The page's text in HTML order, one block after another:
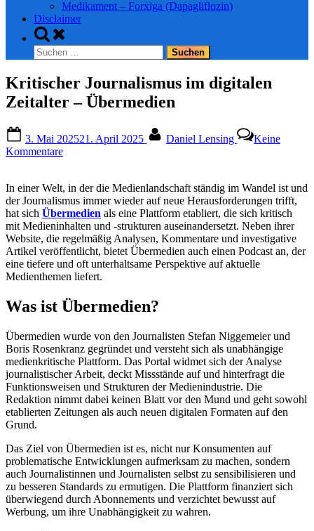
Medikament – Forxiga (Dapagliflozin)
Disclaimer
Toggle
search
form
Suchen
nach:
Kritischer Journalismus im digitalen
Zeitalter – Übermedien
on
3. Mai 202521. April 2025 Daniel Lensing
Keine
Kommentarezu
im
digitalen
Zeitalter
–
Übermedien
In einer Welt, in der die Medienlandschaft ständig im Wandel ist und
der Journalismus immer wieder auf neue Herausforderungen trifft,
hat sich Übermedien als eine Plattform etabliert, die sich kritisch
mit Medieninhalten und -strukturen auseinandersetzt. Neben ihrer
Website, die regelmäßig Analysen, Kommentare und investigative
Artikel veröffentlicht, bietet Übermedien auch einen Podcast an, der
eine tiefere und oft unterhaltsame Perspektive auf aktuelle
Medienthemen liefert.
Was ist Übermedien?
Übermedien wurde von den Journalisten Stefan Niggemeier und
Boris Rosenkranz gegründet und versteht sich als unabhängige
medienkritische Plattform. Das Portal widmet sich der Analyse
journalistischer Arbeit, deckt Missstände auf und hinterfragt die
Funktionsweisen und Strukturen der Medienindustrie. Die
Redaktion nimmt dabei keinen Blatt vor den Mund und geht sowohl
etablierten Zeitungen als auch neuen digitalen Formaten auf den
Grund.
Das Ziel von Übermedien ist es, nicht nur Konsumenten auf
problematische Entwicklungen aufmerksam zu machen, sondern
auch Journalistinnen und Journalisten selbst zu sensibilisieren und
zu besseren Standards zu ermutigen. Die Plattform finanziert sich
überwiegend durch Abonnements und verzichtet bewusst auf
Werbung, um ihre Unabhängigkeit zu wahren.